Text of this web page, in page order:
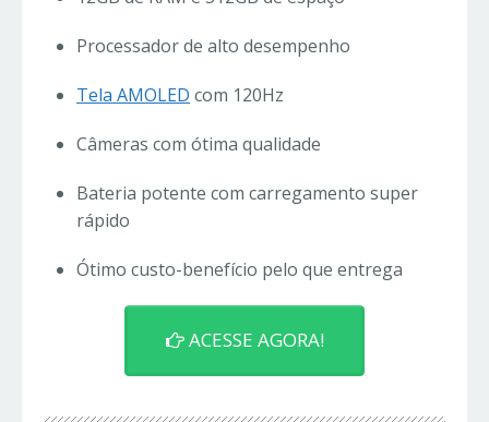
Processador de alto desempenho
Tela AMOLED com 120Hz
Câmeras com ótima qualidade
Bateria potente com carregamento super
rápido
Ótimo custo-benefício pelo que entrega
ACESSE AGORA!